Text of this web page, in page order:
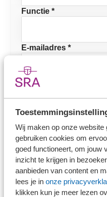
Wij maken op onze
gebruiken cookies om
goed functioneert, om jouw
inzicht te krijgen in
aanbieden van content en
lees je in onze
klikken kun je meer lezen
Functie *
E-mailadres *
Mobiel telefoonnummer
Ja
Nee
NEVOA-lid
Ja
Nee
Opmerkingen